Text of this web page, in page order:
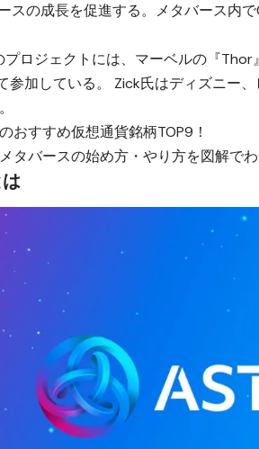
スの成長を促進する。メタバース内
ロジェクトには、マーベルの『
参加している。 Zick氏はディズニー
おすすめ仮想通貨銘柄TOP9！
メタバースの始め方・やり方を図解で